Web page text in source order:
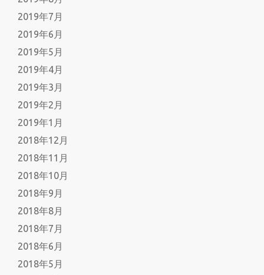
2019年7月
2019年6月
2019年5月
2019年4月
2019年3月
2019年2月
2019年1月
2018年12月
2018年11月
2018年10月
2018年9月
2018年8月
2018年7月
2018年6月
2018年5月